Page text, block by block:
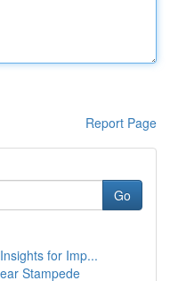
Report Page
Go
for Imp...
Stampede